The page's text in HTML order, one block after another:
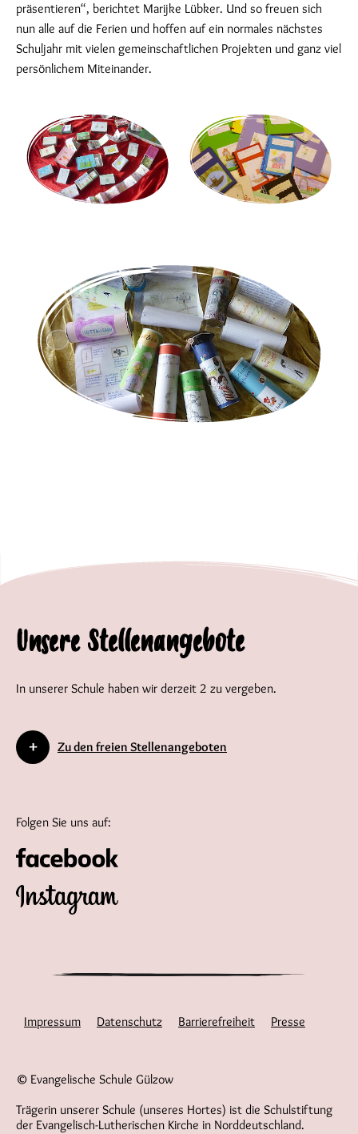
präsentieren“, berichtet Marijke Lübker. Und so freuen sich
nun alle auf die Ferien und hoffen auf ein normales nächstes
Schuljahr mit vielen gemeinschaftlichen Projekten und ganz viel
persönlichem Miteinander.
Unsere Stellenangebote
In unserer Schule haben wir derzeit 2 zu vergeben.
Zu den freien Stellenangeboten
Folgen Sie uns auf:
© Evangelische Schule Gülzow
Trägerin unserer Schule (unseres Hortes) ist die Schulstiftung
der Evangelisch-Lutherischen Kirche in Norddeutschland.
Impressum Datenschutz Barrierefreiheit Presse